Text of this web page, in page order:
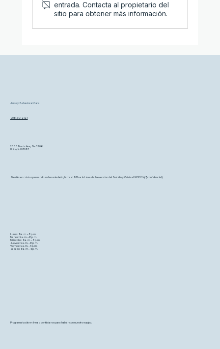
entrada. Contacta al propietario del
sitio para obtener más información.
Jersey Behavioral Care
908-291-2727
2333 Morris Ave, Ste C206
Union, NJ 07083
Lunes: 9 a. m. – 8 p. m.
Martes: 9 a. m. – 8 p. m.
Miércoles: 9 a. m. – 8 p. m.
Jueves: 9 a. m. – 8 p. m.
Viernes: 9 a. m. – 5 p. m.
Sábado: 9 a. m. – 5 p. m.
Si estás en crisis o pensando en hacerte daño, llama al 911 o a la Línea de Prevención del Suicidio y Crisis al 988 (24/7, confidencial).
Programa tu cita en línea o contáctanos para hablar con nuestro equipo.